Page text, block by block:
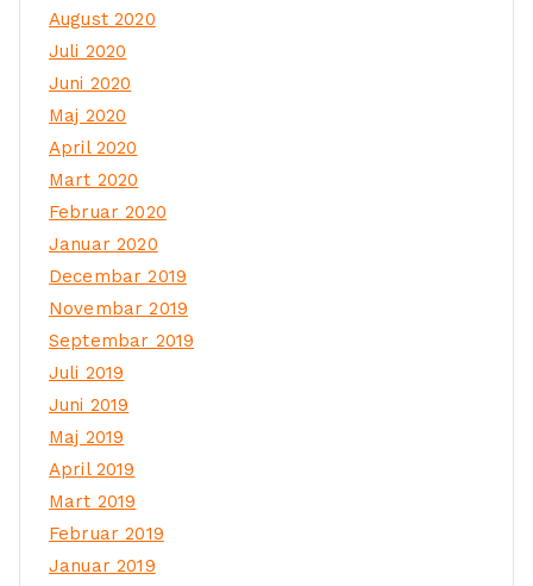
August 2020
Juli 2020
Juni 2020
Maj 2020
April 2020
Mart 2020
Februar 2020
Januar 2020
Decembar 2019
Novembar 2019
Septembar 2019
Juli 2019
Juni 2019
Maj 2019
April 2019
Mart 2019
Februar 2019
Januar 2019